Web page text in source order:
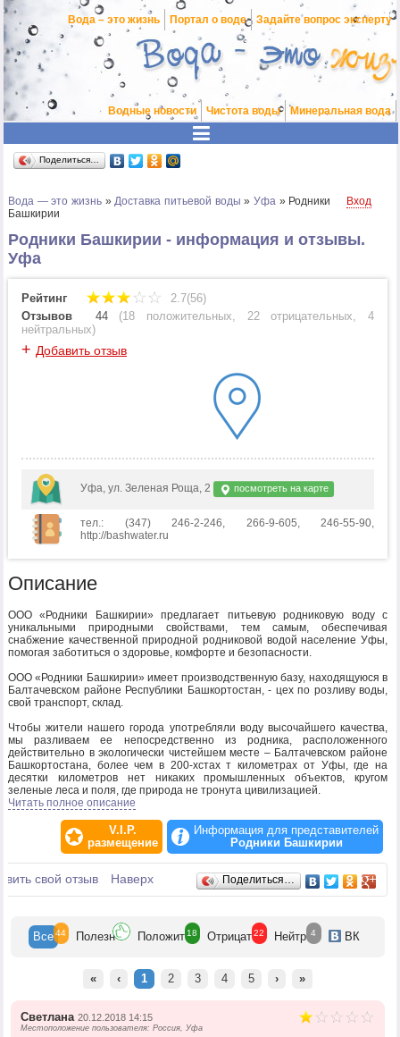
Вода – это жизнь Портал о воде Задайте вопрос эксперту
Водные новости Чистота воды Минеральная вода
Поделиться…
Вода — это жизнь»Доставка питьевой воды » Уфа» Родники
Башкирии
Вход
Родники Башкирии - информация и отзывы.
Уфа
Рейтинг
2.7(56)
Отзывов
44(18 положительных, 22 отрицательных,4
нейтральных)
+ Добавить отзыв
Уфа, ул. Зеленая Роща, 2 посмотреть на карте
тел.: (347) 246-2-246, 266-9-605, 246-55-90,
http://bashwater.ru
Описание
ООО «Родники Башкирии» предлагает питьевую родниковую воду с
уникальными природными свойствами, тем самым, обеспечивая
снабжение качественной природной родниковой водой население Уфы,
помогая заботиться о здоровье, комфорте и безопасности.
ООО «Родники Башкирии» имеет производственную базу, находящуюся в
Балтачевском районе Республики Башкортостан, - цех по розливу воды,
свой транспорт, склад.
Чтобы жители нашего города употребляли воду высочайшего качества,
мы разливаем ее непосредственно из родника, расположенного
действительно в экологически чистейшем месте – Балтачевском районе
Башкортостана, более чем в 200-хстах т километрах от Уфы, где на
десятки километров нет никаких промышленных объектов, кругом
зеленые леса и поля, где природа не тронута цивилизацией.
расположенном непосредственно возле источника, что позволяет
сохранить ее полезные свойства, созданные самой природой. Все
операции по розливу питьевой родниковой воды «БАШКИРСКИЙ
РОДНИК» выполняются на оборудовании автоматически без контакта с
руками человека.
доброкачественной питьевой водой, созданной самой природой.
Читать полное описание
V.I.P.
размещение
Информация для представителей
Родники Башкирии
Отзывы
свой отзыв Наверх Поделиться…
Все 44 Полезн Положит 18 Отрицат 22 Нейтр 4 ВК
« ‹ 1 2 3 4 5 › »
Светлана 20.12.2018 14:15
Местоположение пользователя: Россия, Уфа